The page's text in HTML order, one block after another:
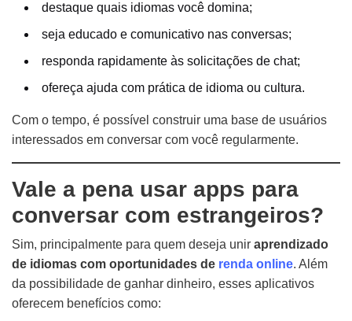
destaque quais idiomas você domina;
seja educado e comunicativo nas conversas;
responda rapidamente às solicitações de chat;
ofereça ajuda com prática de idioma ou cultura.
Com o tempo, é possível construir uma base de usuários
interessados em conversar com você regularmente.
Vale a pena usar apps para
conversar com estrangeiros?
Sim, principalmente para quem deseja unir aprendizado
de idiomas com oportunidades de renda online. Além
da possibilidade de ganhar dinheiro, esses aplicativos
oferecem benefícios como: